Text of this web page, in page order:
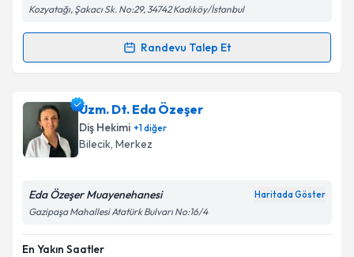
Kozyatağı, Şakacı Sk. No:29, 34742 Kadıköy/İstanbul
Randevu Talep Et
Randevu Takvimi Talebi
Dr. Dt. Cansu Toriçin randevu takvimi talebi
oluşturun. Size bu uzmandan randevu almanız için bir
takvim hazırlandığında e-posta ile bilgilendireceğiz.
Kişisel verilerimin işlenmesine ilişkin
Uzm. Dt. Eda Özeşer
Diş Hekimi +1diğer
Bilecik, Merkez
Eda Özeşer Muayenehanesi Haritada Göster
Gazipaşa Mahallesi Atatürk Bulvarı No:16/4
En Yakın Saatler